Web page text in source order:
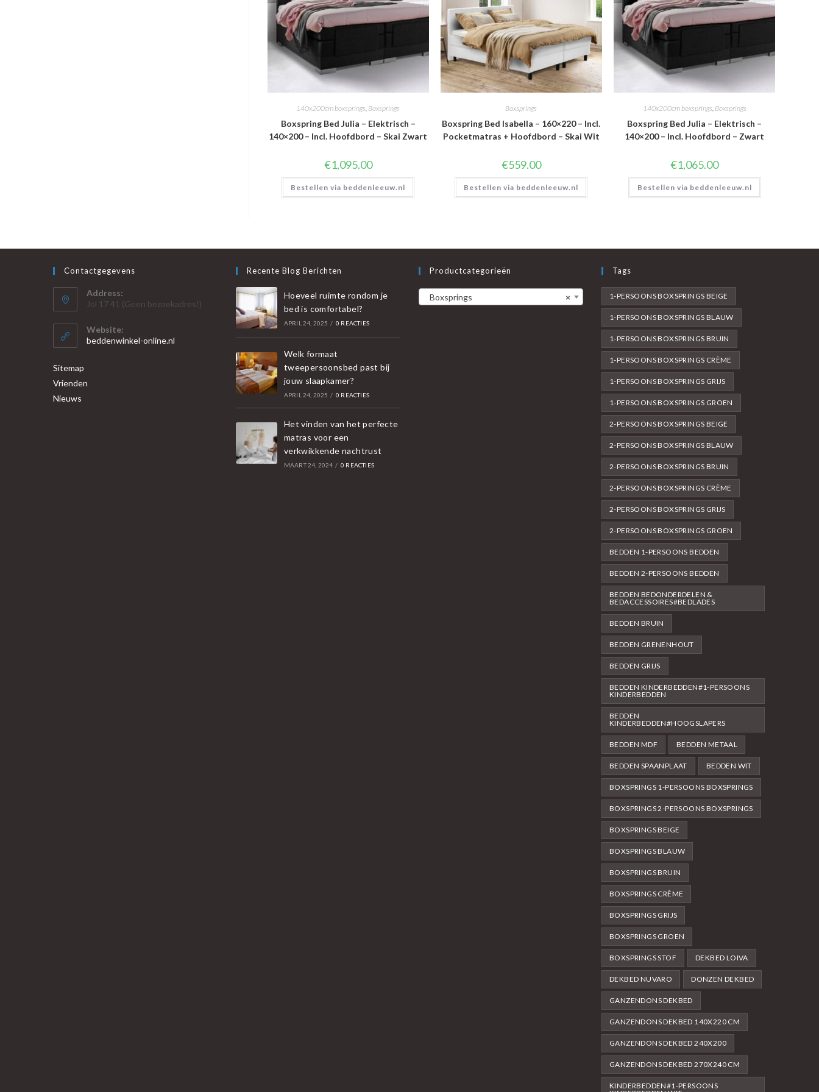
140x200cm boxsprings, Boxsprings
Boxspring Bed Julia – Elektrisch –
140×200 – Incl. Hoofdbord – Skai Zwart
€1,095.00
Bestellen via beddenleeuw.nl
Boxsprings
Boxspring Bed Isabella – 160×220 – Incl.
Pocketmatras + Hoofdbord – Skai Wit
€559.00
Bestellen via beddenleeuw.nl
140x200cm boxsprings, Boxsprings
Boxspring Bed Julia – Elektrisch –
140×200 – Incl. Hoofdbord – Zwart
€1,065.00
Bestellen via beddenleeuw.nl
Contactgegevens
Address:
Jol 17 41 (Geen bezoekadres!)
Website:
beddenwinkel-online.nl
Sitemap
Vrienden
Nieuws
Recente Blog Berichten
Hoeveel ruimte rondom je
bed is comfortabel?
APRIL 24, 2025 / 0 REACTIES
Welk formaat
tweepersoonsbed past bij
jouw slaapkamer?
APRIL 24, 2025 / 0 REACTIES
Het vinden van het perfecte
matras voor een
verkwikkende nachtrust
MAART 24, 2024 / 0 REACTIES
Productcategorieën
×
Boxsprings
Tags
1-PERSOONS BOXSPRINGS BEIGE
1-PERSOONS BOXSPRINGS BLAUW
1-PERSOONS BOXSPRINGS BRUIN
1-PERSOONS BOXSPRINGS CRÈME
1-PERSOONS BOXSPRINGS GRIJS
1-PERSOONS BOXSPRINGS GROEN
2-PERSOONS BOXSPRINGS BEIGE
2-PERSOONS BOXSPRINGS BLAUW
2-PERSOONS BOXSPRINGS BRUIN
2-PERSOONS BOXSPRINGS CRÈME
2-PERSOONS BOXSPRINGS GRIJS
2-PERSOONS BOXSPRINGS GROEN
BEDDEN 1-PERSOONS BEDDEN
BEDDEN 2-PERSOONS BEDDEN
BEDDEN BEDONDERDELEN &
BEDACCESSOIRES#BEDLADES
BEDDEN BRUIN
BEDDEN GRENENHOUT
BEDDEN GRIJS
BEDDEN KINDERBEDDEN#1-PERSOONS
KINDERBEDDEN
BEDDEN
KINDERBEDDEN#HOOGSLAPERS
BEDDEN MDF BEDDEN METAAL
BEDDEN SPAANPLAAT BEDDEN WIT
BOXSPRINGS 1-PERSOONS BOXSPRINGS
BOXSPRINGS 2-PERSOONS BOXSPRINGS
BOXSPRINGS BEIGE
BOXSPRINGS BLAUW
BOXSPRINGS BRUIN
BOXSPRINGS CRÈME
BOXSPRINGS GRIJS
BOXSPRINGS GROEN
BOXSPRINGS STOF DEKBED LOIVA
DEKBED NUVARO DONZEN DEKBED
GANZENDONS DEKBED
GANZENDONS DEKBED 140X220 CM
GANZENDONS DEKBED 240X200
GANZENDONS DEKBED 270X240 CM
KINDERBEDDEN#1-PERSOONS